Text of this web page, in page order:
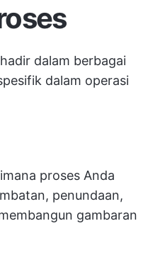
dalam berbagai
dalam operasi
proses Anda
penundaan,
gambaran